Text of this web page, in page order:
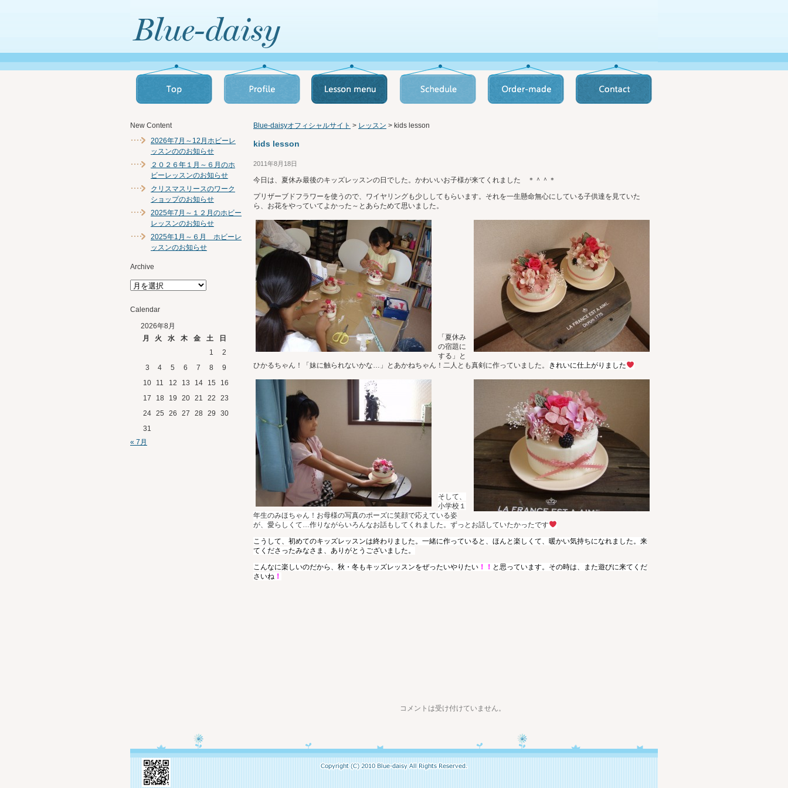
Blue-daisyオフィシャルサイト > レッスン > kids lesson
kids lesson
2011年8月18日
今日は、夏休み最後のキッズレッスンの日でした。かわいいお子様が来てくれました ＊＾＾＊
プリザーブドフラワーを使うので、ワイヤリングも少ししてもらいます。それを一生懸命無心にしている子供達を見ていた
ら、お花をやっていてよかった～とあらためて思いました。
「夏休み
の宿題に
する」と
ひかるちゃん！「妹に触られないかな…」とあかねちゃん！二人とも真剣に作っていました。 きれいに仕上がりました
そして、
小学校１
年生のみほちゃん！お母様の写真のポーズに笑顔で応えている姿
が、愛らしくて…作りながらいろんなお話もしてくれました。ずっとお話していたかったです
こうして、初めてのキッズレッスンは終わりました。一緒に作っていると、ほんと楽しくて、暖かい気持ちになれました。来
てくださったみなさま、ありがとうございました。
こんなに楽しいのだから、秋・冬もキッズレッスンをぜったいやりたい ！！ と思っています。その時は、また遊びに来てくだ
さいね ！
コメントは受け付けていません。
New Content
2026年7月～12月ホビーレ
ッスンののお知らせ
２０２６年１月～６月のホ
ビーレッスンのお知らせ
クリスマスリースのワーク
ショップのお知らせ
2025年7月～１２月のホビー
レッスンのお知らせ
2025年1月～６月 ホビーレ
ッスンのお知らせ
Archive
Calendar
2026年8月
月
火 水 木 金 土
日
1
2
3
4 5 6 7 8
9
10
11 12 13 14 15
16
17
18 19 20 21 22
23
24 25 26 27 28 29
30
31
« 7月